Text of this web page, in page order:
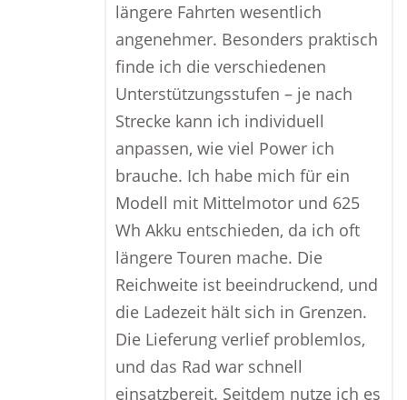
längere Fahrten wesentlich
angenehmer. Besonders praktisch
finde ich die verschiedenen
Unterstützungsstufen – je nach
Strecke kann ich individuell
anpassen, wie viel Power ich
brauche. Ich habe mich für ein
Modell mit Mittelmotor und 625
Wh Akku entschieden, da ich oft
längere Touren mache. Die
Reichweite ist beeindruckend, und
die Ladezeit hält sich in Grenzen.
Die Lieferung verlief problemlos,
und das Rad war schnell
einsatzbereit. Seitdem nutze ich es